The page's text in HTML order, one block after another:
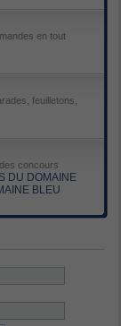
en tout
feuilletons,
concours
DU DOMAINE
BLEU